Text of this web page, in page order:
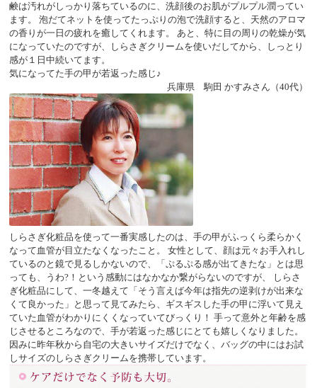
鹸は汚れがしっかり落ちているのに、洗顔後のお肌がプルプル潤ってい
ます。 泡だてネットを使ってたっぷりの泡で洗顔すると、天然のアロマ
の香りが一日の疲れを癒してくれます。 あと、特に目の周りの乾燥が気
になっていたのですが、
しらさぎクリームを使いだしてから、しっとり
感が１日中続いてます。
気になってた手の甲が若返った感じ♪
兵庫県 駒田 かすみさん（40代）
しらさぎ化粧品を使って一番実感したのは、手の甲がふっくら柔らかく
なって血管が目立たなくなったこと。 女性として、顔は元々お手入れし
ているのと鏡で見るしかないので、「ぷるぷる感が出てきたな」とは思
っても、うわ?！という感動にはなかなか繋がらないのですが、 しらさ
ぎ化粧品にして、一冬越えて「そう言えば今年は指先の逆剥けが出来な
くて良かった」と思って見てみたら、ギスギスした手の甲に浮いて見え
ていた血管がわかりにくくなっていてびっくり！ 手って意外と年齢を感
じさせるところなので、手が若返った感じにとても嬉しくなりました。
因みに昨年秋から自宅の大きいサイズだけでなく、バッグの中にはお試
しサイズのしらさぎクリームを携帯しています。